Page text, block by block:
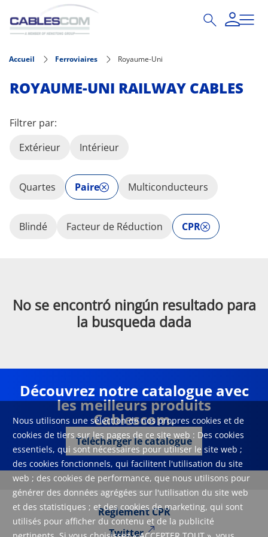
Aller au contenu principal
Nous utilisons une sélection de nos propres cookies et de
cookies de tiers sur les pages de ce site web : Des cookies
essentiels, qui sont nécessaires pour utiliser le site web ;
des cookies fonctionnels, qui facilitent l'utilisation du site
web ; des cookies de performance, que nous utilisons pour
générer des données agrégées sur l'utilisation du site web
et des statistiques ; et des cookies de marketing, qui sont
utilisés pour afficher du contenu et de la publicité
Accueil Ferroviaires Royaume-Uni
ROYAUME-UNI RAILWAY CABLES
Filtrer par:
Extérieur
Intérieur
Quartes Paire Multiconducteurs
Blindé Facteur de Réduction CPR
No se encontró ningún resultado para
la busqueda dada
Découvrez notre catalogue avec
les meilleurs produits
Cablescom.
Télécharger le catalogue
Règlement CPR
Twitter